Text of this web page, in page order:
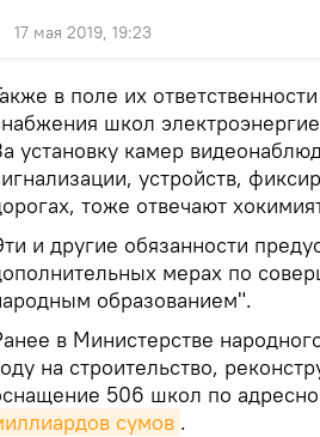
17 мая 2019, 19:23
в поле их
школ
установку камер
устройств,
тоже отвечают
и другие обязанности
мерах по
образованием".
в Министерстве
на строительство,
506 школ по
сумов .